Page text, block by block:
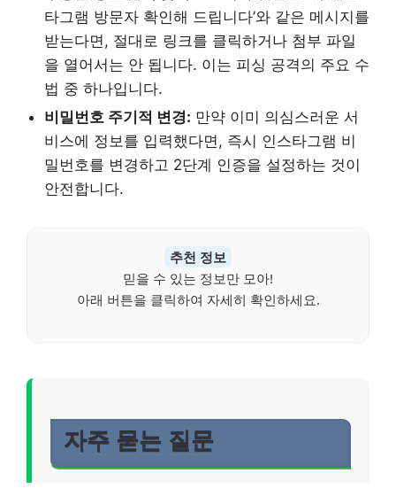
타그램 방문자 확인해 드립니다’와 같은 메시지를
받는다면, 절대로 링크를 클릭하거나 첨부 파일
을 열어서는 안 됩니다. 이는 피싱 공격의 주요 수
법 중 하나입니다.
비밀번호 주기적 변경: 만약 이미 의심스러운 서
비스에 정보를 입력했다면, 즉시 인스타그램 비
밀번호를 변경하고 2단계 인증을 설정하는 것이
안전합니다.
추천 정보
믿을 수 있는 정보만 모아!
아래 버튼을 클릭하여 자세히 확인하세요.
자주 묻는 질문